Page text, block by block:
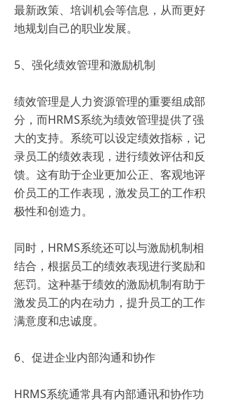
最新政策、培训机会等信息，从而更好
地规划自己的职业发展。
5、强化绩效管理和激励机制
绩效管理是人力资源管理的重要组成部
分，而HRMS系统为绩效管理提供了强
大的支持。系统可以设定绩效指标，记
录员工的绩效表现，进行绩效评估和反
馈。这有助于企业更加公正、客观地评
价员工的工作表现，激发员工的工作积
极性和创造力。
同时，HRMS系统还可以与激励机制相
结合，根据员工的绩效表现进行奖励和
惩罚。这种基于绩效的激励机制有助于
激发员工的内在动力，提升员工的工作
满意度和忠诚度。
6、促进企业内部沟通和协作
HRMS系统通常具有内部通讯和协作功